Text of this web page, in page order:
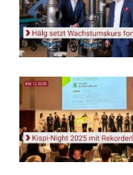
Inhalt
auslassen
und
zum
Seitenende
springen?